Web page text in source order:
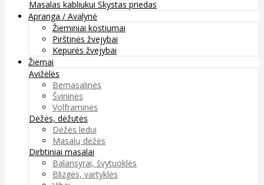
Masalas kabliukui Skystas priedas
Apranga / Avalynė
Žieminiai kostiumai
Pirštinės žvejybai
Kepurės žvejybai
Žiemai
Avižėlės
Bemasalinės
Švininės
Volframinės
Dėžės, dėžutės
Dėžės ledui
Masalų dėžės
Dirbtiniai masalai
Balansyrai, švytuoklės
Blizgės, vartyklės